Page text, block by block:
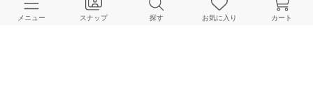
メニュー スナップ 探す お気に入り カート